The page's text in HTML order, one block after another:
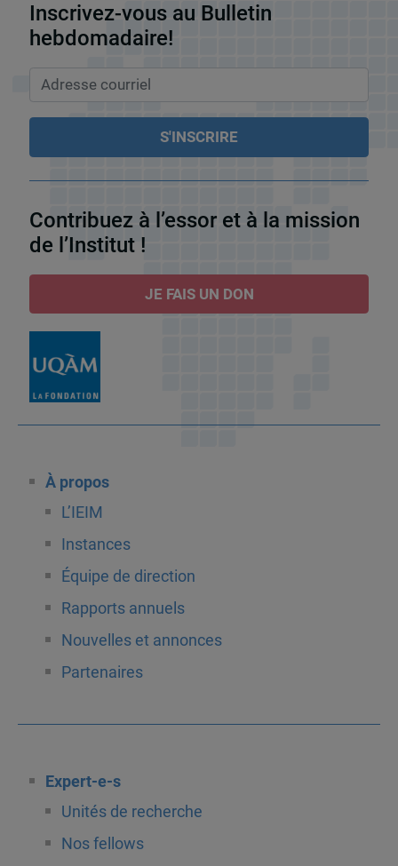
Inscrivez-vous au Bulletin
hebdomadaire!
Contribuez à l’essor et à la mission
de l’Institut !
JE FAIS UN DON
À propos
L’IEIM
Instances
Équipe de direction
Rapports annuels
Nouvelles et annonces
Partenaires
Expert-e-s
Unités de recherche
Nos fellows